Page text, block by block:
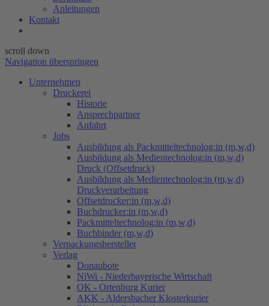
Anleitungen
Kontakt
scroll down
Navigation überspringen
Unternehmen
Druckerei
Historie
Ansprechpartner
Anfahrt
Jobs
Ausbildung als Packmitteltechnolog:in (m,w,d)
Ausbildung als Medientechnolog:in (m,w,d)
Druck (Offsetdruck)
Ausbildung als Medientechnolog:in (m,w,d)
Druckverarbeitung
Offsetdrucker:in (m,w,d)
Buchdrucker:in (m,w,d)
Packmitteltechnolog:in (m,w,d)
Buchbinder (m,w,d)
Verpackungs​hersteller
Verlag
Donaubote
NiWi - Niederbayerische Wirtschaft
OK - Ortenburg Kurier
AKK - Aldersbacher Klosterkurier